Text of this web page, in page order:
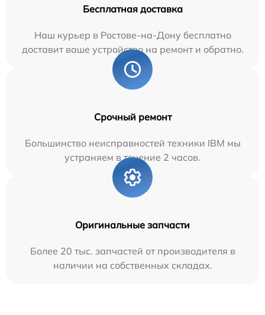
Бесплатная доставка
Наш курьер в Ростове-на-Дону бесплатно
доставит ваше устройство на ремонт и обратно.
Срочный ремонт
Большинство неисправностей техники IBM мы
устраняем в течение 2 часов.
Оригинальные запчасти
Более 20 тыс. запчастей от производителя в
наличии на собственных складах.